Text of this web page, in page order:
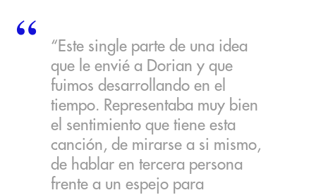
“Este single parte de una idea
que le envié a Dorian y que
fuimos desarrollando en el
tiempo. Representaba muy bien
el sentimiento que tiene esta
canción, de mirarse a si mismo,
de hablar en tercera persona
frente a un espejo para